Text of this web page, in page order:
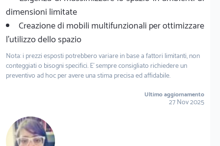
dimensioni limitate
Creazione di mobili multifunzionali per ottimizzare
l'utilizzo dello spazio
Nota: i prezzi esposti potrebbero variare in base a fattori limitanti, non
conteggiati o bisogni specifici. E' sempre consigliato richiedere un
preventivo ad hoc per avere una stima precisa ed affidabile.
Ultimo aggiornamento
27 Nov 2025